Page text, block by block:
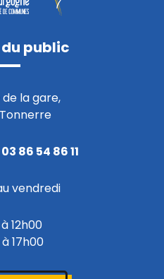
public
la gare,
03 86 54 86 11
vendredi
12h00
17h00